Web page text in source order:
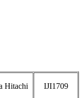
Hitachi IJI1709